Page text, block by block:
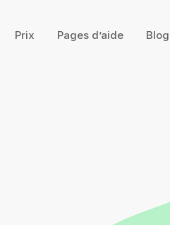
Prix Pages d’aide Blog